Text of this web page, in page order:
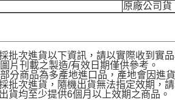
原廠公司貨
批次進貨以下資訊，請以實際收到實品
刊載之製造/有效日期僅供參考。
商品為多產地進口品，產地會因進貨
批次進貨，隨機出貨無法指定效期，
貨均至少提供6個月以上效期之商品。